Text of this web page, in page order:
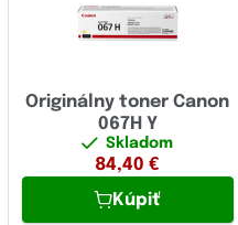
Originálny toner Canon
067H Y
Skladom
84,40 €
Kúpiť